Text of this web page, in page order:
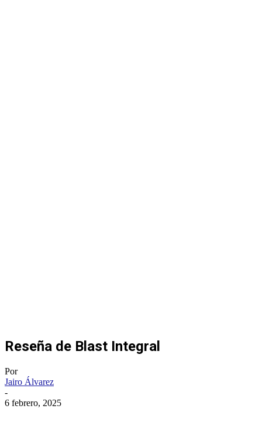
Reseña de Blast Integral
Por
Jairo Álvarez
-
6 febrero, 2025